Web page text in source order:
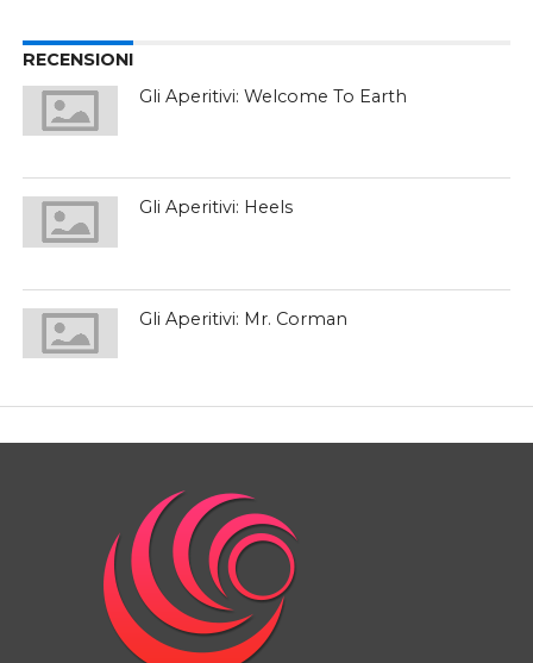
RECENSIONI
Gli Aperitivi: Welcome To Earth
Gli Aperitivi: Heels
Gli Aperitivi: Mr. Corman